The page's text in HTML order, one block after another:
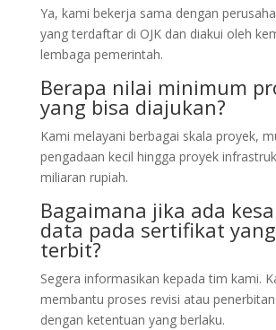
Ya, kami bekerja sama dengan
yang terdaftar di OJK dan diakui oleh
lembaga pemerintah.
Berapa nilai minimum
yang bisa diajukan?
Kami melayani berbagai skala proyek,
pengadaan kecil hingga proyek
miliaran rupiah.
Bagaimana jika ada
data pada sertifikat
terbit?
Segera informasikan kepada tim kami.
membantu proses revisi atau
dengan ketentuan yang berlaku.